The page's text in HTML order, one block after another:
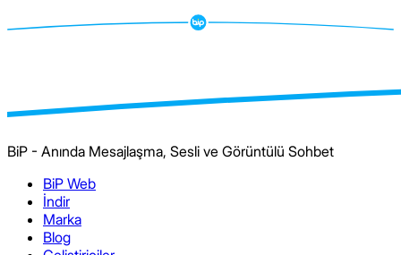
BiP - Anında Mesajlaşma, Sesli ve Görüntülü Sohbet
BiP Web
İndir
Marka
Blog